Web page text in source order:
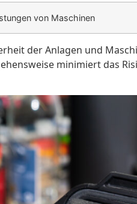
von Maschinen
der Anlagen und
minimiert das